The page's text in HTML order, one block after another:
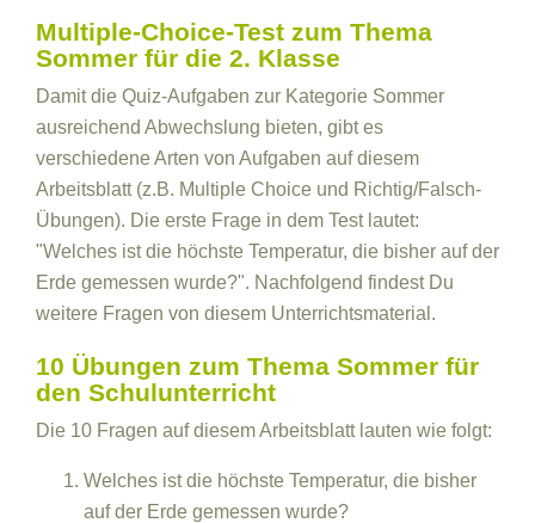
Multiple-Choice-Test zum Thema
Sommer für die 2. Klasse
Damit die Quiz-Aufgaben zur Kategorie Sommer
ausreichend Abwechslung bieten, gibt es
verschiedene Arten von Aufgaben auf diesem
Arbeitsblatt (z.B. Multiple Choice und Richtig/Falsch-
Übungen). Die erste Frage in dem Test lautet:
"Welches ist die höchste Temperatur, die bisher auf der
Erde gemessen wurde?". Nachfolgend findest Du
weitere Fragen von diesem Unterrichtsmaterial.
10 Übungen zum Thema Sommer für
den Schulunterricht
Die 10 Fragen auf diesem Arbeitsblatt lauten wie folgt:
Welches ist die höchste Temperatur, die bisher
auf der Erde gemessen wurde?